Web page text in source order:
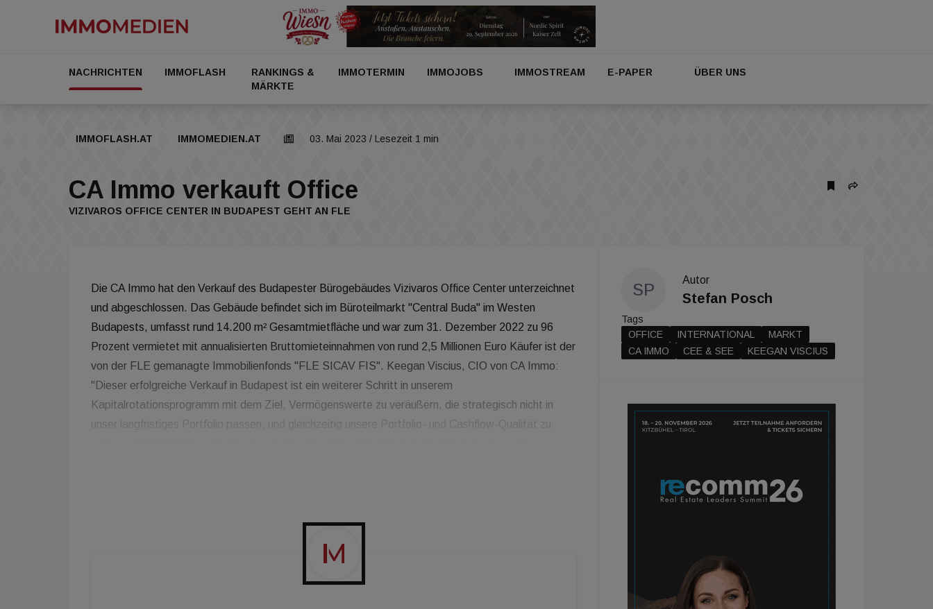
NACHRICHTEN IMMOFLASH
RANKINGS &
MÄRKTE
IMMOTERMIN IMMOJOBS IMMOSTREAM E-PAPER ÜBER UNS
IMMOFLASH.AT IMMOMEDIEN.AT 03. Mai 2023 / Lesezeit 1 min
CA Immo verkauft Office
VIZIVAROS OFFICE CENTER IN BUDAPEST GEHT AN FLE
Die CA Immo hat den Verkauf des Budapester Bürogebäudes Vizivaros Office Center unterzeichnet
und abgeschlossen. Das Gebäude befindet sich im Büroteilmarkt "Central Buda" im Westen
Budapests, umfasst rund 14.200 m² Gesamtmietfläche und war zum 31. Dezember 2022 zu 96
Prozent vermietet mit annualisierten Bruttomieteinnahmen von rund 2,5 Millionen Euro Käufer ist der
von der FLE gemanagte Immobilienfonds "FLE SICAV FIS". Keegan Viscius, CIO von CA Immo:
"Dieser erfolgreiche Verkauf in Budapest ist ein weiterer Schritt in unserem
Kapitalrotationsprogramm mit dem Ziel, Vermögenswerte zu veräußern, die strategisch nicht in
unser langfristiges Portfolio passen, und gleichzeitig unsere Portfolio- und Cashflow-Qualität zu
SP
Autor
Stefan Posch
Tags
OFFICE
INTERNATIONAL
MARKT
CA IMMO
CEE & SEE KEEGAN VISCIUS